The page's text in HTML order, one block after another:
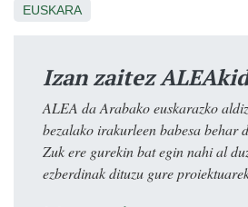
EUSKARA
Izan zaitez
ALEA da Arabako euskarazko
bezalako irakurleen babesa behar
Zuk ere gurekin bat egin nahi al
ezberdinak dituzu gure